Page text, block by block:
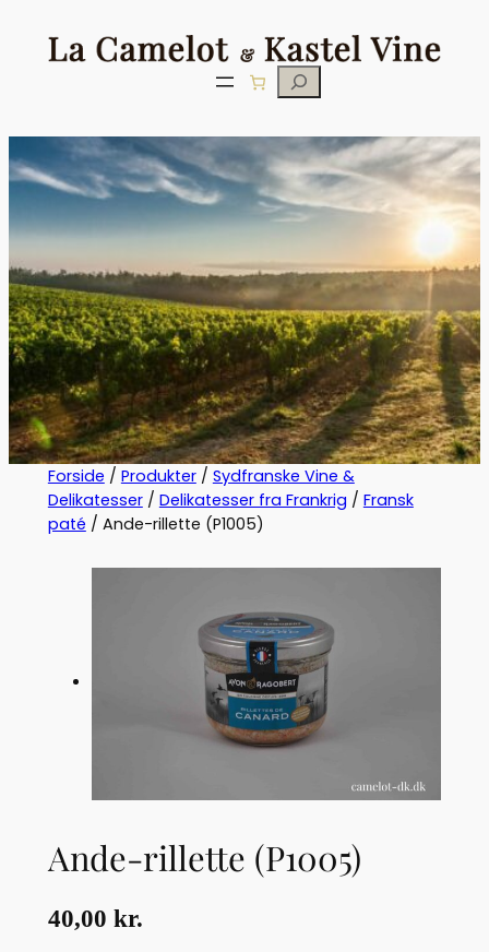
Søg
Forside / Produkter/ Sydfranske Vine &
Delikatesser/ Delikatesser fra Frankrig / Fransk
paté / Ande-rillette (P1005)
Ande-rillette (P1005)
40,00 kr.